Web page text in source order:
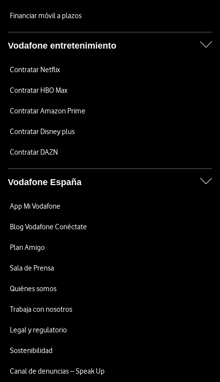
Financiar móvil a plazos
Vodafone entretenimiento
Contratar Netflix
Contratar HBO Max
Contratar Amazon Prime
Contratar Disney plus
Contratar DAZN
Vodafone España
App Mi Vodafone
Blog Vodafone Conéctate
Plan Amigo
Sala de Prensa
Quiénes somos
Trabaja con nosotros
Legal y regulatorio
Sostenibilidad
Canal de denuncias – Speak Up